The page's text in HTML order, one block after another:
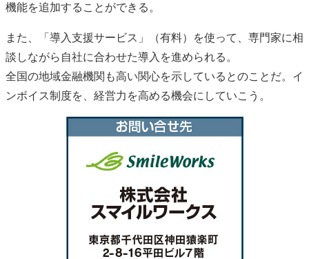
機能を追加することができる。
また、「導入支援サービス」（有料）を使って、専門家に相
談しながら自社に合わせた導入を進められる。
全国の地域金融機関も高い関心を示しているとのことだ。イ
ンボイス制度を、経営力を高める機会にしていこう。